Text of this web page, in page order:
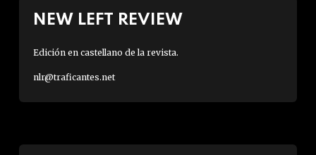
NEW LEFT REVIEW
Edición en castellano de la revista.
nlr@traficantes.net